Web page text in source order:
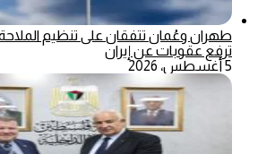
طهران وعُمان تتفقان على تنظيم
ترفع عقوبات عن إيران
5 أغسطس، 2026